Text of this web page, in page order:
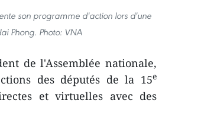
son programme d'action lors d'une
Phong. Photo: VNA
de l'Assemblée nationale,
des députés de la 15e
et virtuelles avec des